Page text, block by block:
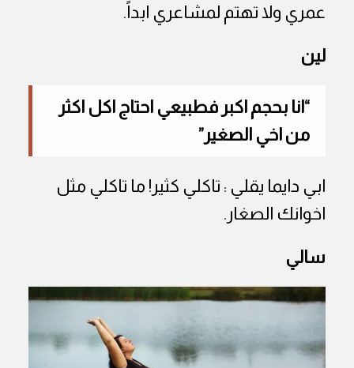
عمري ولا تهتم لمشاعري ابداً.
لين
“انا بحجم اكبر فطبيعي احتاج اكل اكثر
من اخي الصغير”
ابي دايما يقلي : تاكلي كثير! ما تاكلي مثل
اخوانك الصغار.
سالي